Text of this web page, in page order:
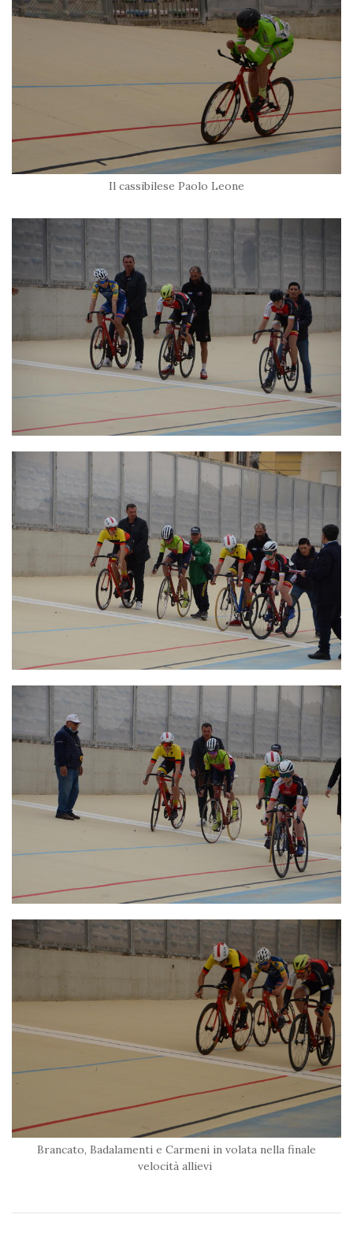
Il cassibilese Paolo Leone
Brancato, Badalamenti e Carmeni in volata nella finale
velocità allievi